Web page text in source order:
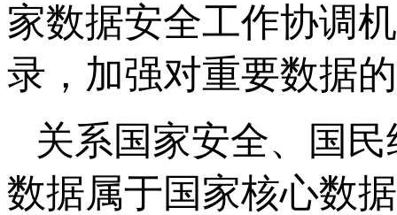
家数据安全工作协调
录，加强对重要数据
关系国家安全、国
数据属于国家核心数